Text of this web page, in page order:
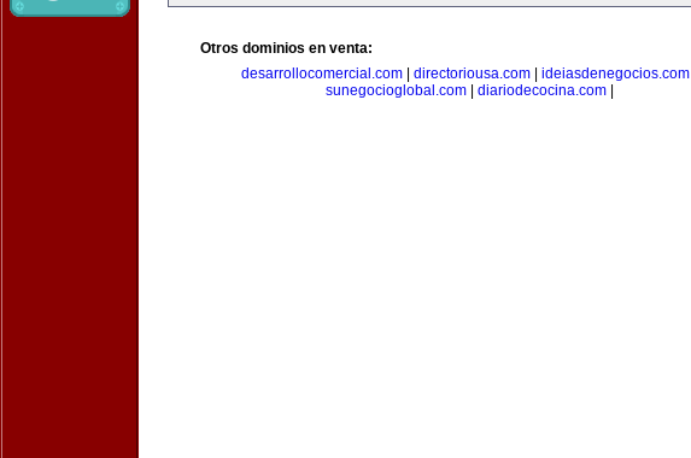
Otros dominios en venta:
desarrollocomercial.com
directoriousa.com ideiasdenegocios.com
sunegocioglobal.com| diariodecocina.com|